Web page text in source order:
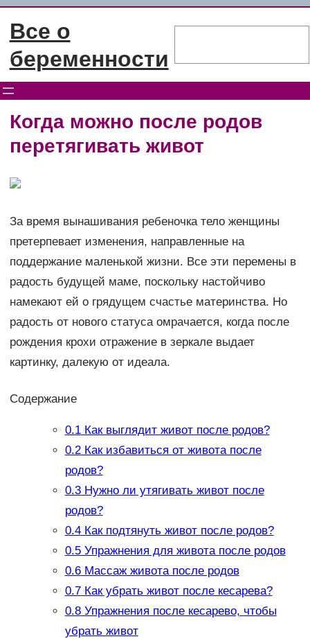
Перейти
содержимому
Все о
беременности
Когда можно после родов
перетягивать живот
За время вынашивания ребеночка тело женщины
претерпевает изменения, направленные на
поддержание маленькой жизни. Все эти перемены в
радость будущей маме, поскольку настойчиво
намекают ей о грядущем счастье материнства. Но
радость от нового статуса омрачается, когда после
рождения крохи отражение в зеркале выдает
картинку, далекую от идеала.
Содержание
0.1Как выглядит живот после родов?
0.2Как избавиться от живота после
родов?
0.3Нужно ли утягивать живот после
родов?
0.4Как подтянуть живот после родов?
0.5Упражнения для живота после родов
0.6Массаж живота после родов
0.7Как убрать живот после кесарева?
0.8Упражнения после кесарево, чтобы
убрать живот